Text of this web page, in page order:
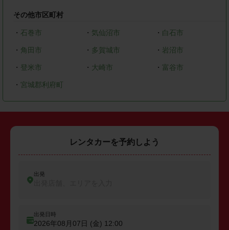
その他市区町村
・ 石巻市 ・ 気仙沼市 ・ 白石市
・ 角田市 ・ 多賀城市 ・ 岩沼市
・ 登米市 ・ 大崎市 ・ 富谷市
・ 宮城郡利府町
レンタカーを予約しよう
出発
出発日時
2026年08月07日 (金) 12:00